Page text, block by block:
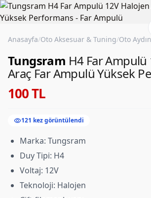
Anasayfa/Oto Aksesuar & Tuning/Oto
Tungsram H4 Far
Araç Far Ampulü Yüksek
100 TL
visibility121 kez görüntülendi
Marka: Tungsram
Duy Tipi: H4
Voltaj: 12V
Teknoloji: Halojen